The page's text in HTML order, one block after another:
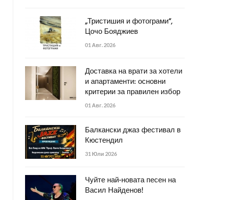
„Тристишия и фотограми“,
Цочо Бояджиев
01 Авг. 2026
Доставка на врати за хотели
и апартаменти: основни
критерии за правилен избор
01 Авг. 2026
Балкански джаз фестивал в
Кюстендил
31 Юли 2026
Чуйте най-новата песен на
Васил Найденов!